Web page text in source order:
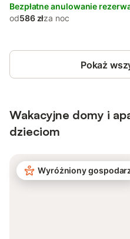
Bezpłatne anulowanie
od586 złza noc
Pokaż
Wakacyjne domy i
dzieciom
Wyróżniony